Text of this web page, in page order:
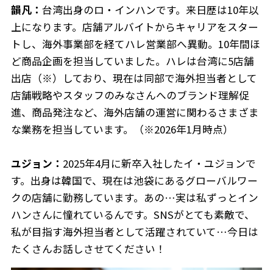
韻凡： 台湾出身のロ・インハンです。来日歴は10年以
上になります。店舗アルバイトからキャリアをスター
トし、海外事業部を経てハレ営業部へ異動。10年間ほ
ど商品企画を担当していました。ハレは台湾に5店舗
出店（※）しており、現在は同部で海外担当者として
店舗戦略やスタッフのみなさんへのブランド理解促
進、商品発注など、海外店舗の運営に関わるさまざま
な業務を担当しています。（※2026年1月時点）
ユジョン： 2025年4月に新卒入社したイ・ユジョンで
す。出身は韓国で、現在は池袋にあるグローバルワー
クの店舗に勤務しています。あの…実は私ずっとイン
ハンさんに憧れているんです。SNSがとても素敵で、
私が目指す海外担当者として活躍されていて…今日は
たくさんお話しさせてください！